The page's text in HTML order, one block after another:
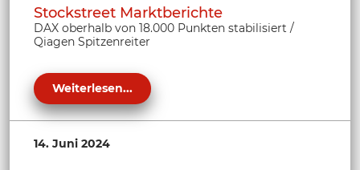
Stockstreet Marktberichte
DAX oberhalb von 18.000 Punkten stabilisiert /
Qiagen Spitzenreiter
Weiterlesen...
14. Juni 2024